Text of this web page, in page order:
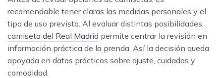
recomendable tener claras las medidas personales y el
tipo de uso previsto. Al evaluar distintas posibilidades,
camiseta del Real Madrid permite centrar la revisión en
información práctica de la prenda. Así la decisión queda
apoyada en datos prácticos sobre ajuste, cuidados y
comodidad.